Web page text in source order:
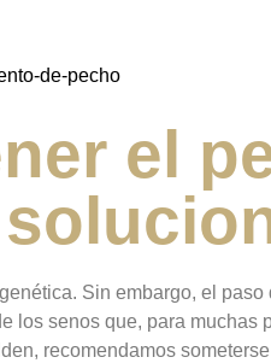
el
Sin embargo, el
senos que, para muchas
recomendamos